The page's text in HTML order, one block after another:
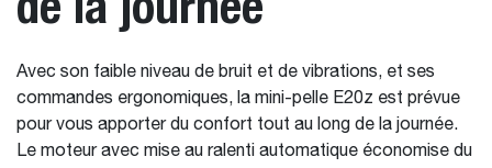
Avec son faible niveau de bruit et de vibrations, et ses
commandes ergonomiques, la mini-pelle E20z est prévue
pour vous apporter du confort tout au long de la journée.
Le moteur avec mise au ralenti automatique économise du